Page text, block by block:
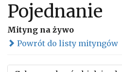
Pojednanie
Mityng na żywo
Powrót do listy mityngów